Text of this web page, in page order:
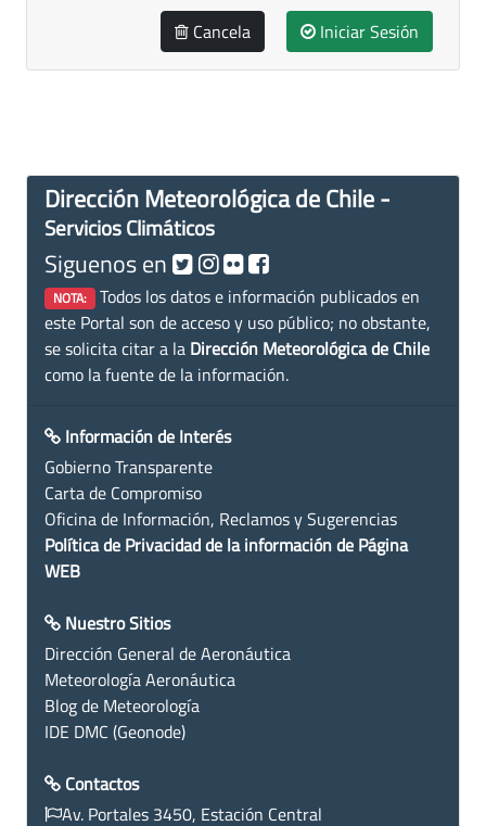
Cancela Iniciar Sesión
Dirección Meteorológica de Chile -
Servicios Climáticos
Siguenos en
NOTA: Todos los datos e información publicados en
este Portal son de acceso y uso público; no obstante,
se solicita citar a la Dirección Meteorológica de Chile
como la fuente de la información.
Información de Interés
Gobierno Transparente
Carta de Compromiso
Oficina de Información, Reclamos y Sugerencias
Política de Privacidad de la información de Página
WEB
Nuestro Sitios
Dirección General de Aeronáutica
Meteorología Aeronáutica
Blog de Meteorología
IDE DMC (Geonode)
Contactos
Av. Portales 3450, Estación Central